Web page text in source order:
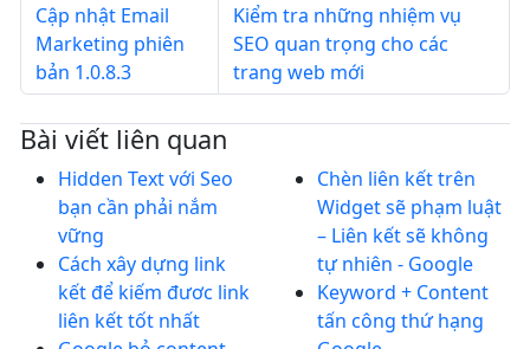
Cập nhật Email
Marketing phiên
bản 1.0.8.3
Kiểm tra những nhiệm vụ
SEO quan trọng cho các
trang web mới
Bài viết liên quan
Hidden Text với Seo
bạn cần phải nắm
vững
Cách xây dựng link
kết để kiếm đươc link
liên kết tốt nhất
Chèn liên kết trên
Widget sẽ phạm luật
– Liên kết sẽ không
tự nhiên - Google
Keyword + Content
tấn công thứ hạng